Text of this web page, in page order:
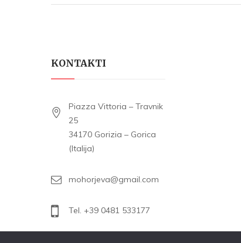
KONTAKTI
Piazza Vittoria – Travnik
25
34170 Gorizia – Gorica
(Italija)
mohorjeva@gmail.com
Tel. +39 0481 533177